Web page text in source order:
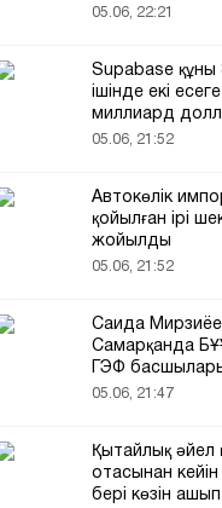
іске қосады
05.06, 22:21
Supabase құны
ішінде екі
миллиард
05.06, 21:52
Автокөлік
қойылған ірі
жойылды
05.06, 21:52
Саида
Самарқанда
ГЭФ
кездесті (фото)
05.06, 21:47
Қытайлық әйел
отасынан
бері көзін ашып